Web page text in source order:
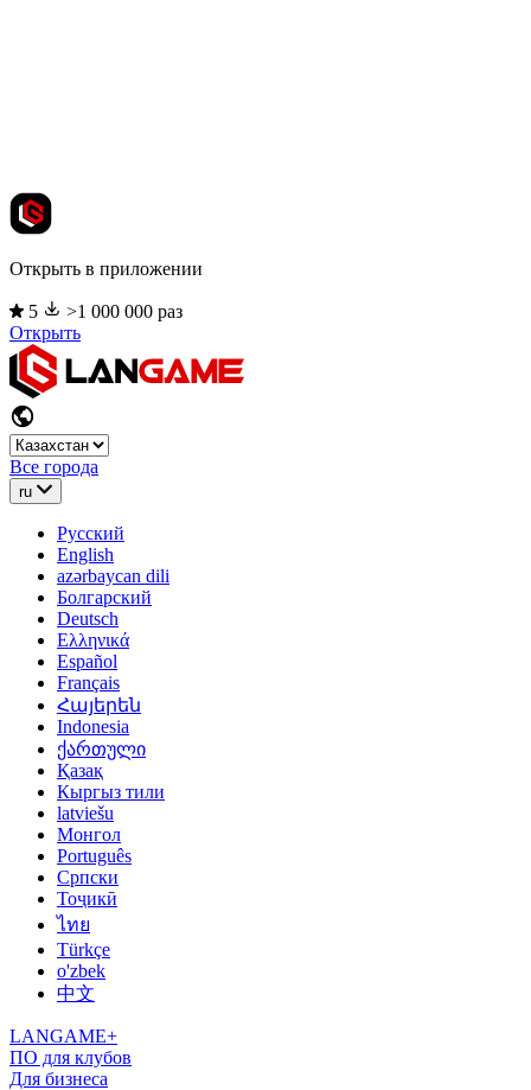
Открыть в приложении
5
>1 000 000 раз
Открыть
Все города
ru
Русский
English
azərbaycan dili
Болгарский
Deutsch
Ελληνικά
Español
Français
Հայերեն
Indonesia
ქართული
Қазақ
Кыргыз тили
latviešu
Монгол
Português
Српски
Тоҷикӣ
ไทย
Türkçe
o'zbek
中文
LANGAME+
ПО для клубов
Для бизнеса